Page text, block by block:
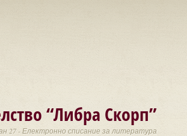
“Либра Скорп”
27 - Електронно списание за литература